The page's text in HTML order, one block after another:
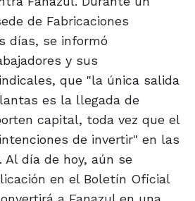
de Fabricaciones
días, se informó
y sus
que "la única salida
es la llegada de
capital, toda vez que el
de invertir" en las
día de hoy, aún se
en el Boletín Oficial